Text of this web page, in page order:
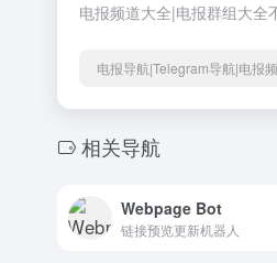
电报频道大全|电报群组大全
电报导航|Telegram导航|电报
相关导航
Webpage Bot
链接预览更新机器人